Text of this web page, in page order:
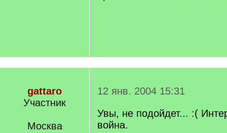
gattaro
Участник
Москва
12 янв. 2004 15:31
Увы, не подойдет... :(
война.